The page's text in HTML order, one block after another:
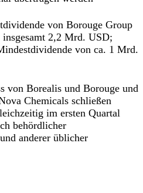
von Borouge Group
2,2 Mrd. USD;
von ca. 1 Mrd.
von Borealis und Borouge und
Chemicals schließen
im ersten Quartal
behördlicher
anderer üblicher